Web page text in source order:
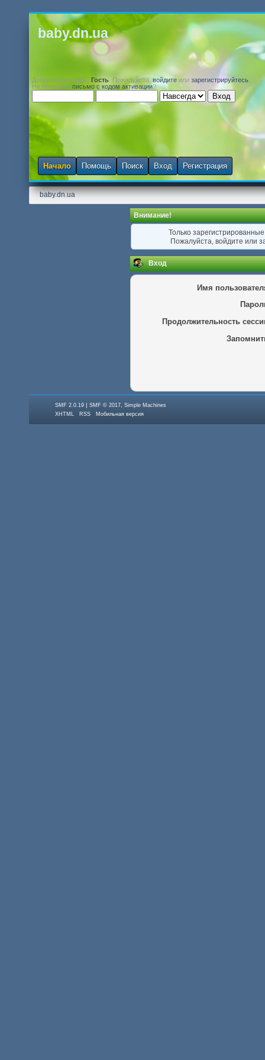
baby.dn.ua
Добро пожаловать, Гость . Пожалуйста,войдите или зарегистрируйтесь
Не получили письмо с кодом активации?
Начало Помощь Поиск Вход Регистрация
baby.dn.ua
Внимание!
Только
Пожалуйста, войдите или
Вход
Имя
Продолжительность
SMF 2.0.19 |SMF © 2017,Simple Machines
XHTML
RSS Мобильная версия